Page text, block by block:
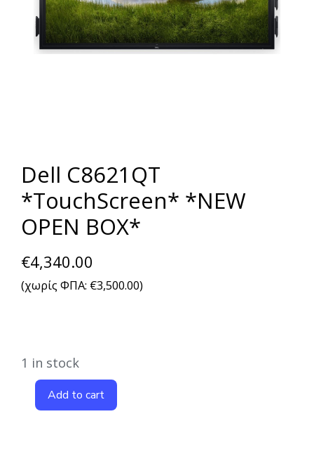
Dell C8621QT
*TouchScreen* *NEW
OPEN BOX*
€4,340.00
(χωρίς ΦΠΑ: €3,500.00)
1 in stock
Add to cart